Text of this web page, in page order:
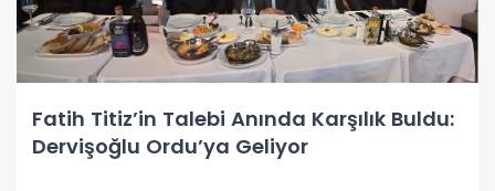
Fatih Titiz’in Talebi Anında Karşılık Buldu:
Dervişoğlu Ordu’ya Geliyor